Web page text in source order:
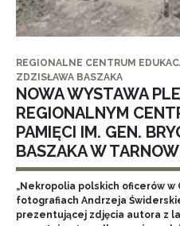
REGIONALNE CENTRUM
ZDZISŁAWA BASZAKA
NOWA WYSTAWA
REGIONALNYM
PAMIĘCI IM. GEN.
BASZAKA W
„Nekropolia polskich oficerów
fotografiach Andrzeja
prezentującej zdjęcia autora z